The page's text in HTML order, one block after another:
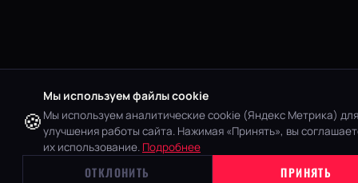
1. ОБЩИЕ ПОЛОЖЕНИЯ
Настоящая Политика конфиденциальности определяет
обработки и защиты персональных данных пользователей
permjakov.ru, принадлежащего ИП Пермяков.
2. КАКИЕ ДАННЫЕ МЫ СОБИРАЕМ
🍪
Мы используем файлы cookie
Мы используем аналитические cookie (Яндекс Метрика) для
улучшения работы сайта. Нажимая «Принять», вы
их использование. Подробнее
ОТКЛОНИТЬ ПРИНЯТЬ